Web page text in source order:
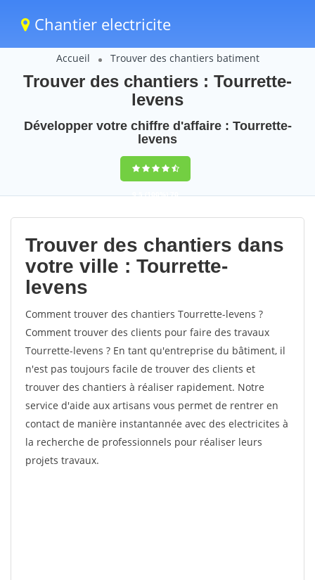
Chantier electricite
Accueil Trouver des chantiers batiment
Trouver des chantiers : Tourrette-
levens
Développer votre chiffre d'affaire : Tourrette-
levens
9,5(100%)70
votes
Trouver des chantiers dans
votre ville : Tourrette-
levens
Comment trouver des chantiers Tourrette-levens ?
Comment trouver des clients pour faire des travaux
Tourrette-levens ? En tant qu'entreprise du bâtiment, il
n'est pas toujours facile de trouver des clients et
trouver des chantiers à réaliser rapidement. Notre
service d'aide aux artisans vous permet de rentrer en
contact de manière instantannée avec des electricites à
la recherche de professionnels pour réaliser leurs
projets travaux.